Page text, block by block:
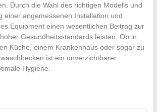
Durch die Wahl des richtigen Modells und
einer angemessenen Installation und
Equipment einen wesentlichen Beitrag zur
Gesundheitsstandards leisten. Ob in
Küche, einem Krankenhaus oder sogar zu
ist ein unverzichtbarer
Hygiene.